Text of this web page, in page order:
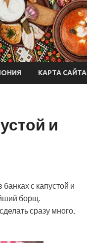
КАРТА САЙТА
и
с капустой и
борщ.
сразу много,